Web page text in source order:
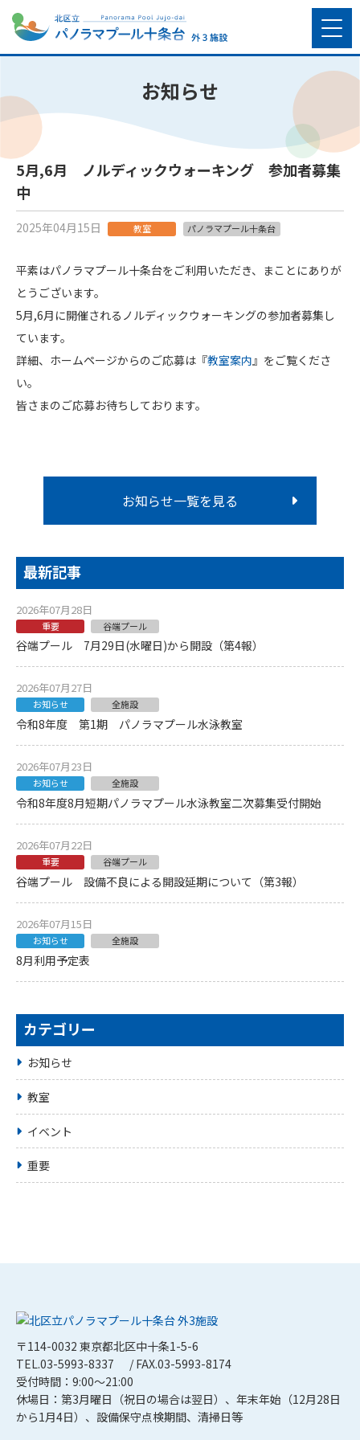
お知らせ
5月,6月 ノルディックウォーキング 参加者募集
中
2025年04月15日 教室 パノラマプール十条台
平素はパノラマプール十条台をご利用いただき、まことにありが
とうございます。
5月,6月に開催されるノルディックウォーキングの参加者募集し
ています。
詳細、ホームページからのご応募は『教室案内』をご覧くださ
い。
皆さまのご応募お待ちしております。
お知らせ一覧を見る
最新記事
2026年07月28日
重要 谷端プール
谷端プール 7月29日(水曜日)から開設（第4報）
2026年07月27日
お知らせ 全施設
令和8年度 第1期 パノラマプール水泳教室
2026年07月23日
お知らせ 全施設
令和8年度8月短期パノラマプール水泳教室二次募集受付開始
2026年07月22日
重要 谷端プール
谷端プール 設備不良による開設延期について（第3報）
2026年07月15日
お知らせ 全施設
8月利用予定表
カテゴリー
お知らせ
教室
イベント
重要
〒114-0032 東京都北区中十条1-5-6
TEL.03-5993-8337
/ FAX.03-5993-8174
受付時間：9:00～21:00
休場日：第3月曜日（祝日の場合は翌日）、年末年始（12月28日
から1月4日）、設備保守点検期間、清掃日等